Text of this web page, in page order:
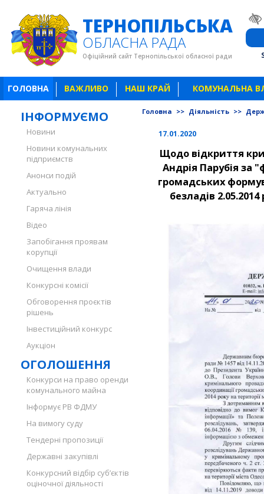
ТЕРНОПІЛЬСЬКА
ОБЛАСНА РАДА
Офіційний сайт Тернопільської обласної ради
ГОЛОВНА ВАЖЛИВО НАШ КРАЙ КОМУНАЛЬНА
ІНФОРМУЄМО
Новини
Новини комунальних
підприємств
Анонси подій
Актуально
Гаряча лінія
Відео
Запобігання проявам
корупції
Очищення влади
Конкурсні комісії
Обговорення проєктів
рішень
Інвестиційний конкурс
Аукціон
ОГОЛОШЕННЯ
Конкурси на право оренди
комунального майна
Інформує РВ ФДМУ
На вимогу суду
Тендерні пропозиції
Державні закупівлі
Конкурсний відбір суб’єктів
оціночної діяльності
Головна >> Діяльність >>
17.01.2020
Щодо відкриття
Андрія Парубія за
громадських
безладів